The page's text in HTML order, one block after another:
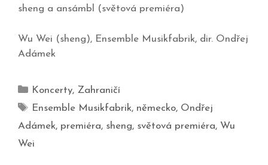
sheng a ansámbl (světová premiéra)
Wu Wei (sheng), Ensemble Musikfabrik, dir. Ondřej
Adámek
Koncerty, Zahraničí
Ensemble Musikfabrik, německo, Ondřej
Adámek, premiéra, sheng, světová premiéra, Wu
Wei